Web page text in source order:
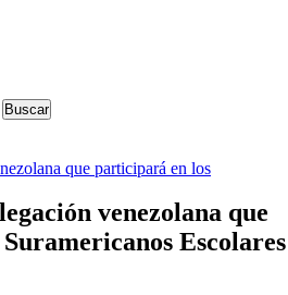
que participará en los
venezolana que
Escolares